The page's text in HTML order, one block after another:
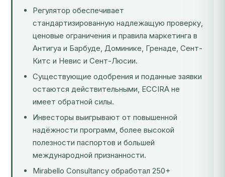
Регулятор обеспечивает
стандартизированную надлежащую проверку,
ценовые ограничения и правила маркетинга в
Антигуа и Барбуде, Доминике, Гренаде, Сент-
Китс и Невис и Сент-Люсии.
Существующие одобрения и поданные заявки
остаются действительными, ECCIRA не
имеет обратной силы.
Инвесторы выигрывают от повышенной
надёжности программ, более высокой
полезности паспортов и большей
международной признанности.
Mirabello Consultancy обработал 250+